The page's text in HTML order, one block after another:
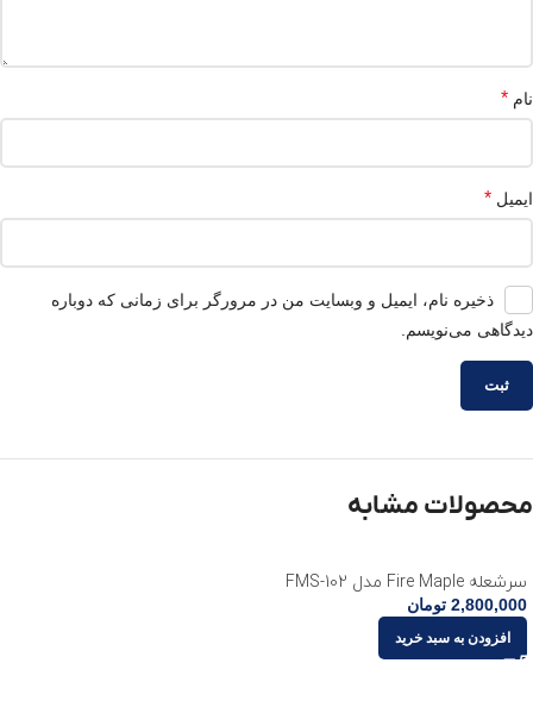
نام *
ایمیل *
ذخیره نام، ایمیل و وبسایت من در مرورگر برای زمانی که دوباره
دیدگاهی می‌نویسم.
محصولات مشابه
سرشعله Fire Maple مدل FMS-102
2,800,000 تومان
افزودن به سبد خرید